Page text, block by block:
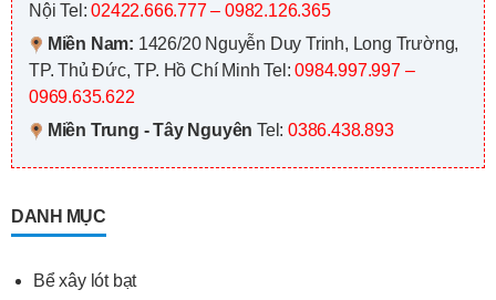
Nội Tel:02422.666.777 – 0982.126.365
Miền Nam: 1426/20 Nguyễn Duy Trinh, Long Trường,
TP. Thủ Đức, TP. Hồ Chí Minh Tel:0984.997.997 –
0969.635.622
Miền Trung - Tây Nguyên Tel:0386.438.893
DANH MỤC
Bể xây lót bạt